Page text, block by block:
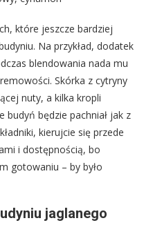
które jeszcze bardziej
Na przykład, dodatek
blendowania nada mu
Skórka z cytryny
nuty, a kilka kropli
będzie pachniał jak z
kierujcie się przede
i dostępnością, bo
gotowaniu – by było
jaglanego